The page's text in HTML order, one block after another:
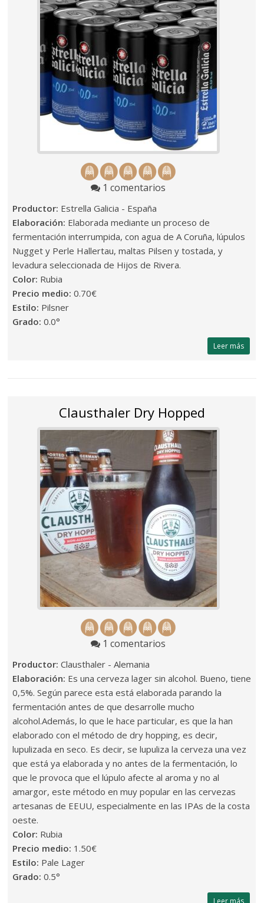
1 comentarios
Productor: Estrella Galicia - España
Elaboración: Elaborada mediante un proceso de
fermentación interrumpida, con agua de A Coruña, lúpulos
Nugget y Perle Hallertau, maltas Pilsen y tostada, y
levadura seleccionada de Hijos de Rivera.
Color: Rubia
Precio medio: 0.70€
Estilo: Pilsner
Grado: 0.0°
Leer más
Clausthaler Dry Hopped
1 comentarios
Productor: Clausthaler - Alemania
Elaboración: Es una cerveza lager sin alcohol. Bueno, tiene
0,5%. Según parece esta está elaborada parando la
fermentación antes de que desarrolle mucho
alcohol.Además, lo que le hace particular, es que la han
elaborado con el método de dry hopping, es decir,
lupulizada en seco. Es decir, se lupuliza la cerveza una vez
que está ya elaborada y no antes de la fermentación, lo
que le provoca que el lúpulo afecte al aroma y no al
amargor, este método en muy popular en las cervezas
artesanas de EEUU, especialmente en las IPAs de la costa
oeste.
Color: Rubia
Precio medio: 1.50€
Estilo: Pale Lager
Grado: 0.5°